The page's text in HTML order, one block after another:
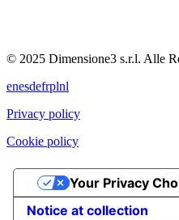
© 2025 Dimensione3 s.r.l. Alle
enesdefrplnl
Privacy policy
Cookie policy
Notice at collection
Your Privacy